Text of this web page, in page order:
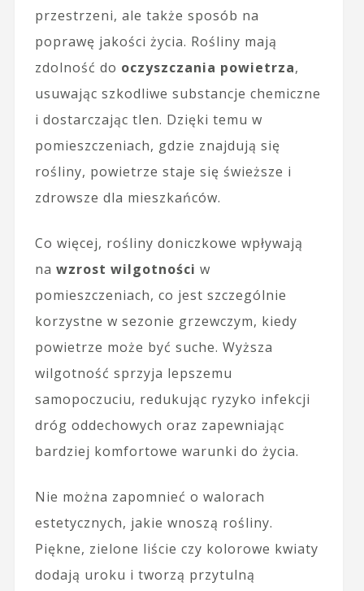
przestrzeni, ale także sposób na
poprawę jakości życia. Rośliny mają
zdolność do oczyszczania powietrza,
usuwając szkodliwe substancje chemiczne
i dostarczając tlen. Dzięki temu w
pomieszczeniach, gdzie znajdują się
rośliny, powietrze staje się świeższe i
zdrowsze dla mieszkańców.
Co więcej, rośliny doniczkowe wpływają
na wzrost wilgotności w
pomieszczeniach, co jest szczególnie
korzystne w sezonie grzewczym, kiedy
powietrze może być suche. Wyższa
wilgotność sprzyja lepszemu
samopoczuciu, redukując ryzyko infekcji
dróg oddechowych oraz zapewniając
bardziej komfortowe warunki do życia.
Nie można zapomnieć o walorach
estetycznych, jakie wnoszą rośliny.
Piękne, zielone liście czy kolorowe kwiaty
dodają uroku i tworzą przytulną